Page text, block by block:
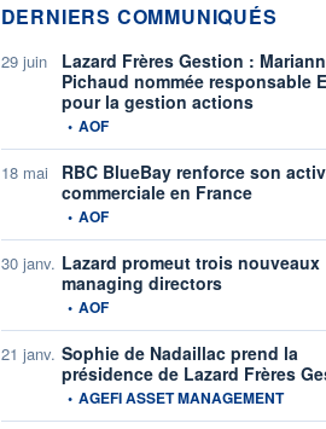
DERNIERS COMMUNIQUÉS
29 juin
Lazard Frères Gestion :
Pichaud nommée responsable
pour la gestion actions
information fournie par
• AOF
18 mai
RBC BlueBay renforce son
commerciale en France
information fournie par
• AOF
30 janv. Lazard promeut trois nouveaux
managing directors
information fournie par
• AOF
21 janv. Sophie de Nadaillac prend la
présidence de Lazard Frères
information fournie par
• AGEFI ASSET MANAGEMENT